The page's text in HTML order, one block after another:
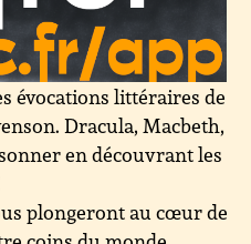
évocations littéraires de
Dracula, Macbeth,
en découvrant les
plongeront au cœur de